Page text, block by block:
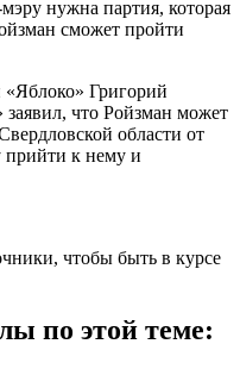
нужна партия, которая
сможет пройти
Григорий
что Ройзман может
области от
прийти к нему и
чтобы быть в курсе
по этой теме: